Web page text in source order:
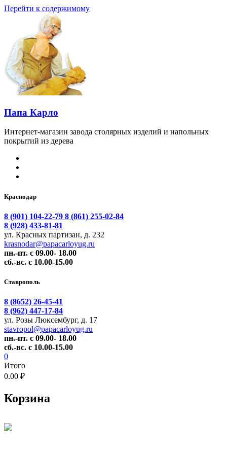
Перейти к содержимому
Папа Карло
Интернет-магазин завода столярных изделий и напольных
покрытий из дерева
Краснодар
8 (901) 104-22-79 8 (861) 255-02-84
8 (928) 433-81-81
ул. Красных партизан, д. 232
krasnodar@papacarloyug.ru
пн.-пт. с 09.00- 18.00
сб.-вс. с 10.00-15.00
Ставрополь
8 (8652) 26-45-41
8 (962) 447-17-84
ул. Розы Люксембург, д. 17
stavropol@papacarloyug.ru
пн.-пт. с 09.00- 18.00
сб.-вс. с 10.00-15.00
0
Итого
0.00 ₽
Корзина